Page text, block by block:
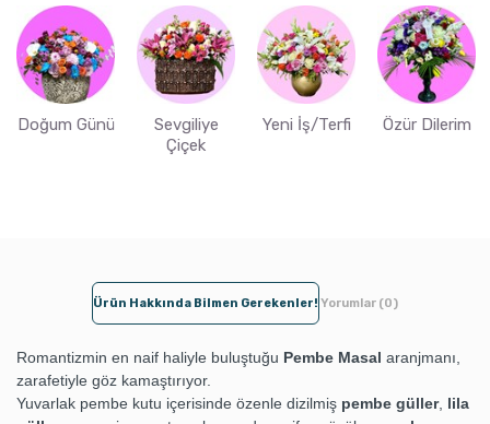
Doğum Günü
Sevgiliye
Çiçek
Yeni İş/Terfi Özür Dilerim
Ürün Hakkında Bilmen Gerekenler! Yorumlar (0)
Romantizmin en naif haliyle buluştuğu Pembe Masal aranjmanı,
zarafetiyle göz kamaştırıyor.
Yuvarlak pembe kutu içerisinde özenle dizilmiş pembe güller, lila